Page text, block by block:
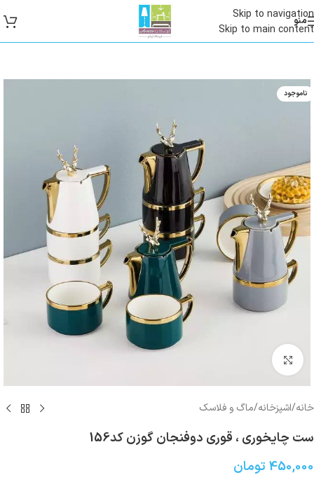
Skip to navigation
Skip to main content
منو
ناموجود
بزرگنمایی تصویر
خانه/اشپزخانه/ماگ و فلاسک
ست چايخورى ، قورى دوفنجان گوزن کد156
450,000 تومان